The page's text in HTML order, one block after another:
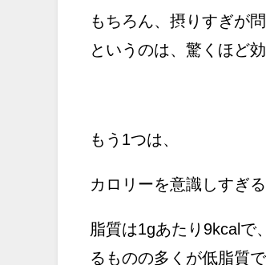
もちろん、摂りすぎが
というのは、驚くほど
もう1つは、
カロリーを意識しすぎ
脂質は1gあたり9kcalで
るものの多くが低脂質で